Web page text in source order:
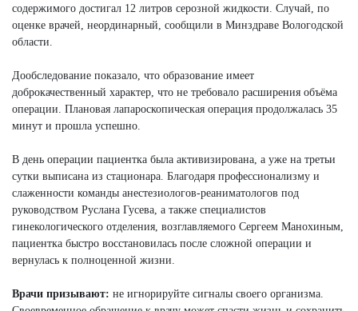
содержимого достигал 12 литров серозной жидкости. Случай, по
оценке врачей, неординарный, сообщили в Минздраве Вологодской
области.
Дообследование показало, что образование имеет
доброкачественный характер, что не требовало расширения объёма
операции. Плановая лапароскопическая операция продолжалась 35
минут и прошла успешно.
В день операции пациентка была активизирована, а уже на третьи
сутки выписана из стационара. Благодаря профессионализму и
слаженности команды анестезиологов-реаниматологов под
руководством Руслана Гусева, а также специалистов
гинекологического отделения, возглавляемого Сергеем Манохиным,
пациентка быстро восстановилась после сложной операции и
вернулась к полноценной жизни.
Врачи призывают: не игнорируйте сигналы своего организма.